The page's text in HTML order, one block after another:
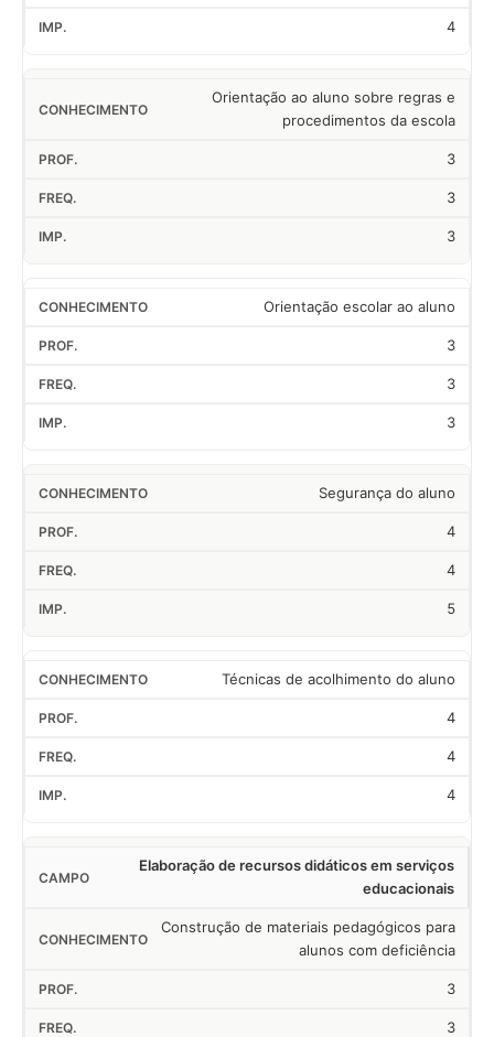
4
Orientação ao aluno sobre regras e
procedimentos da escola
3
3
3
Orientação escolar ao aluno
3
3
3
Segurança do aluno
4
4
5
Técnicas de acolhimento do aluno
4
4
4
Elaboração de recursos didáticos em serviços
educacionais
Construção de materiais pedagógicos para
alunos com deficiência
3
3